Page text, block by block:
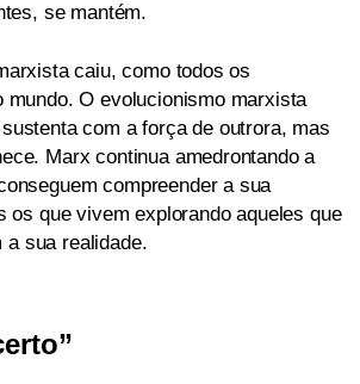
se mantém.
caiu, como todos os
mundo. O evolucionismo marxista
com a força de outrora, mas
Marx continua amedrontando a
compreender a sua
os que vivem explorando aqueles que
a sua realidade.